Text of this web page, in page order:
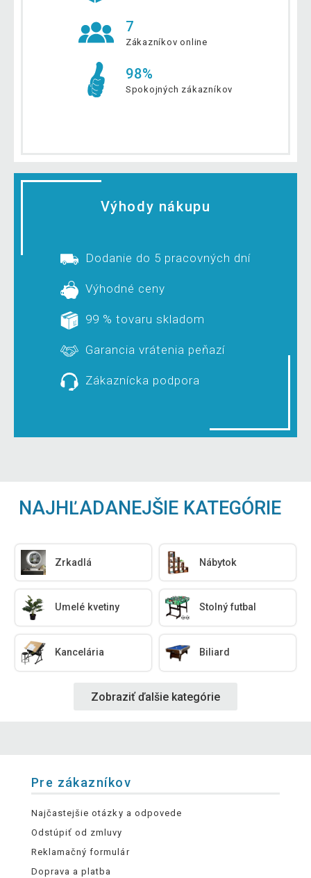
7
Zákazníkov online
98%
Spokojných zákazníkov
Výhody nákupu
Dodanie do 5 pracovných dní
Výhodné ceny
99 % tovaru skladom
Garancia vrátenia peňazí
Zákaznícka podpora
NAJHĽADANEJŠIE KATEGÓRIE
Zrkadlá Nábytok
Umelé kvetiny Stolný futbal
Kancelária Biliard
Zobraziť ďalšie kategórie
Pre zákazníkov
Najčastejšie otázky a odpovede
Odstúpiť od zmluvy
Reklamačný formulár
Doprava a platba